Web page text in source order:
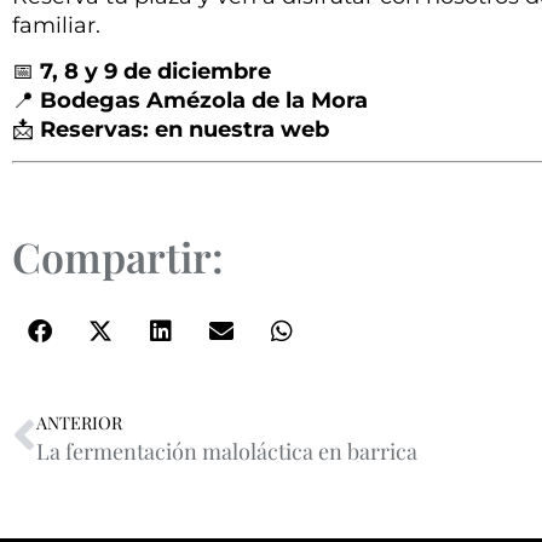
familiar.
📅 7, 8 y 9 de diciembre
📍 Bodegas Amézola de la Mora
📩 Reservas: en nuestra web
Compartir:
ANTERIOR
La fermentación maloláctica en barrica